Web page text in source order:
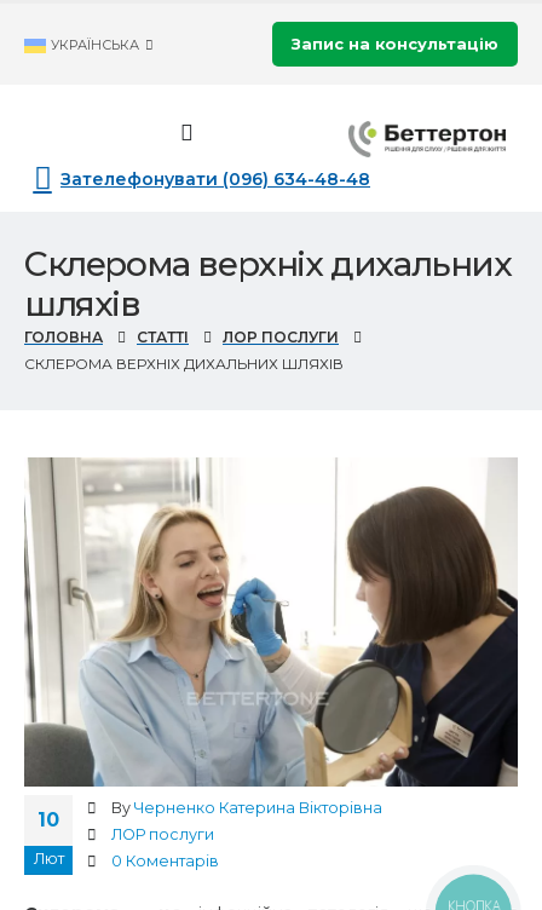
УКРАЇНСЬКА Запис на консультацію
Зателефонувати (096) 634-48-48
Склерома верхніх дихальних
шляхів
ГОЛОВНА СТАТТІ
ЛОР ПОСЛУГИ
СКЛЕРОМА ВЕРХНІХ ДИХАЛЬНИХ ШЛЯХІВ
10
Лют
By Черненко Катерина Вікторівна
ЛОР послуги
0 Коментарів
КНОПКА